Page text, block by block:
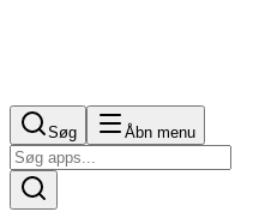
Søg Åbn menu